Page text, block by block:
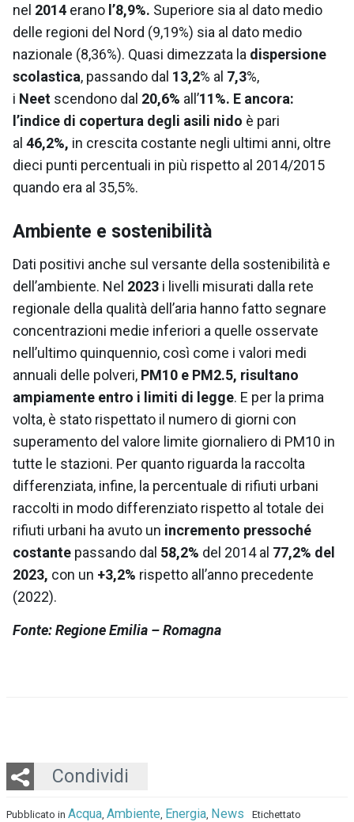
nel 2014 erano l’8,9%. Superiore sia al dato medio
delle regioni del Nord (9,19%) sia al dato medio
nazionale (8,36%). Quasi dimezzata la dispersione
scolastica, passando dal 13,2% al 7,3%,
i Neet scendono dal 20,6% all’11%. E ancora:
l’indice di copertura degli asili nido è pari
al 46,2%, in crescita costante negli ultimi anni, oltre
dieci punti percentuali in più rispetto al 2014/2015
quando era al 35,5%.
Ambiente e sostenibilità
Dati positivi anche sul versante della sostenibilità e
dell’ambiente. Nel 2023 i livelli misurati dalla rete
regionale della qualità dell’aria hanno fatto segnare
concentrazioni medie inferiori a quelle osservate
nell’ultimo quinquennio, così come i valori medi
annuali delle polveri, PM10 e PM2.5, risultano
ampiamente entro i limiti di legge. E per la prima
volta, è stato rispettato il numero di giorni con
superamento del valore limite giornaliero di PM10 in
tutte le stazioni. Per quanto riguarda la raccolta
differenziata, infine, la percentuale di rifiuti urbani
raccolti in modo differenziato rispetto al totale dei
rifiuti urbani ha avuto un incremento pressoché
costante passando dal 58,2% del 2014 al 77,2% del
2023, con un +3,2% rispetto all’anno precedente
(2022).
Fonte: Regione Emilia – Romagna
Condividi
Twitter
LinkedIn
Email
Whatsapp
Pubblicato in Acqua Ambiente Energia News Etichettato